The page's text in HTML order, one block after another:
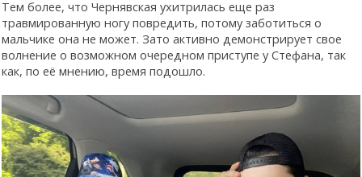
Тем более, что Чернявская ухитрилась еще раз
травмированную ногу повредить, потому заботиться о
мальчике она не может. Зато активно демонстрирует свое
волнение о возможном очередном приступе у Стефана, так
как, по её мнению, время подошло.